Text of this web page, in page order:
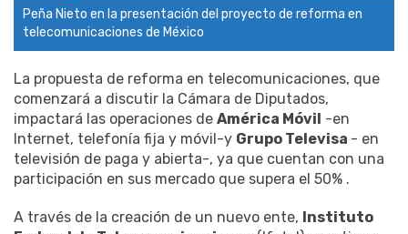
Peña Nieto en la presentación del proyecto de reforma en
telecomunicaciones de México
La propuesta de reforma en telecomunicaciones, que
comenzará a discutir la Cámara de Diputados,
impactará las operaciones de América Móvil -en
Internet, telefonía fija y móvil-y Grupo Televisa - en
televisión de paga y abierta-, ya que cuentan con una
participación en sus mercado que supera el 50% .
A través de la creación de un nuevo ente, Instituto